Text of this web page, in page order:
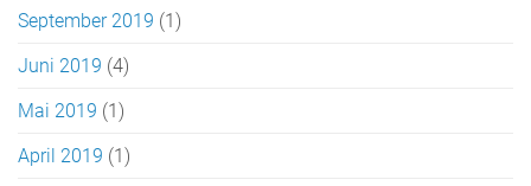
September 2019 (1)
Juni 2019 (4)
Mai 2019 (1)
April 2019 (1)